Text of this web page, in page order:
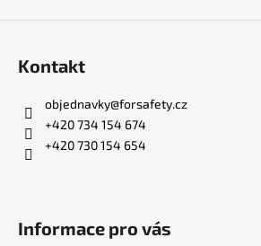
u
Kontakt
objednavky@forsafety.cz
+420 734 154 674
+420 730 154 654
Informace pro vás